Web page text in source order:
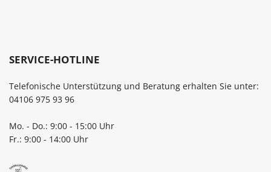
SERVICE-HOTLINE
Telefonische Unterstützung und Beratung erhalten Sie unter:
04106 975 93 96
Mo. - Do.: 9:00 - 15:00 Uhr
Fr.: 9:00 - 14:00 Uhr